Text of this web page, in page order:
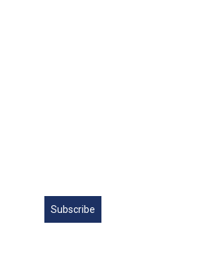
Subscribe